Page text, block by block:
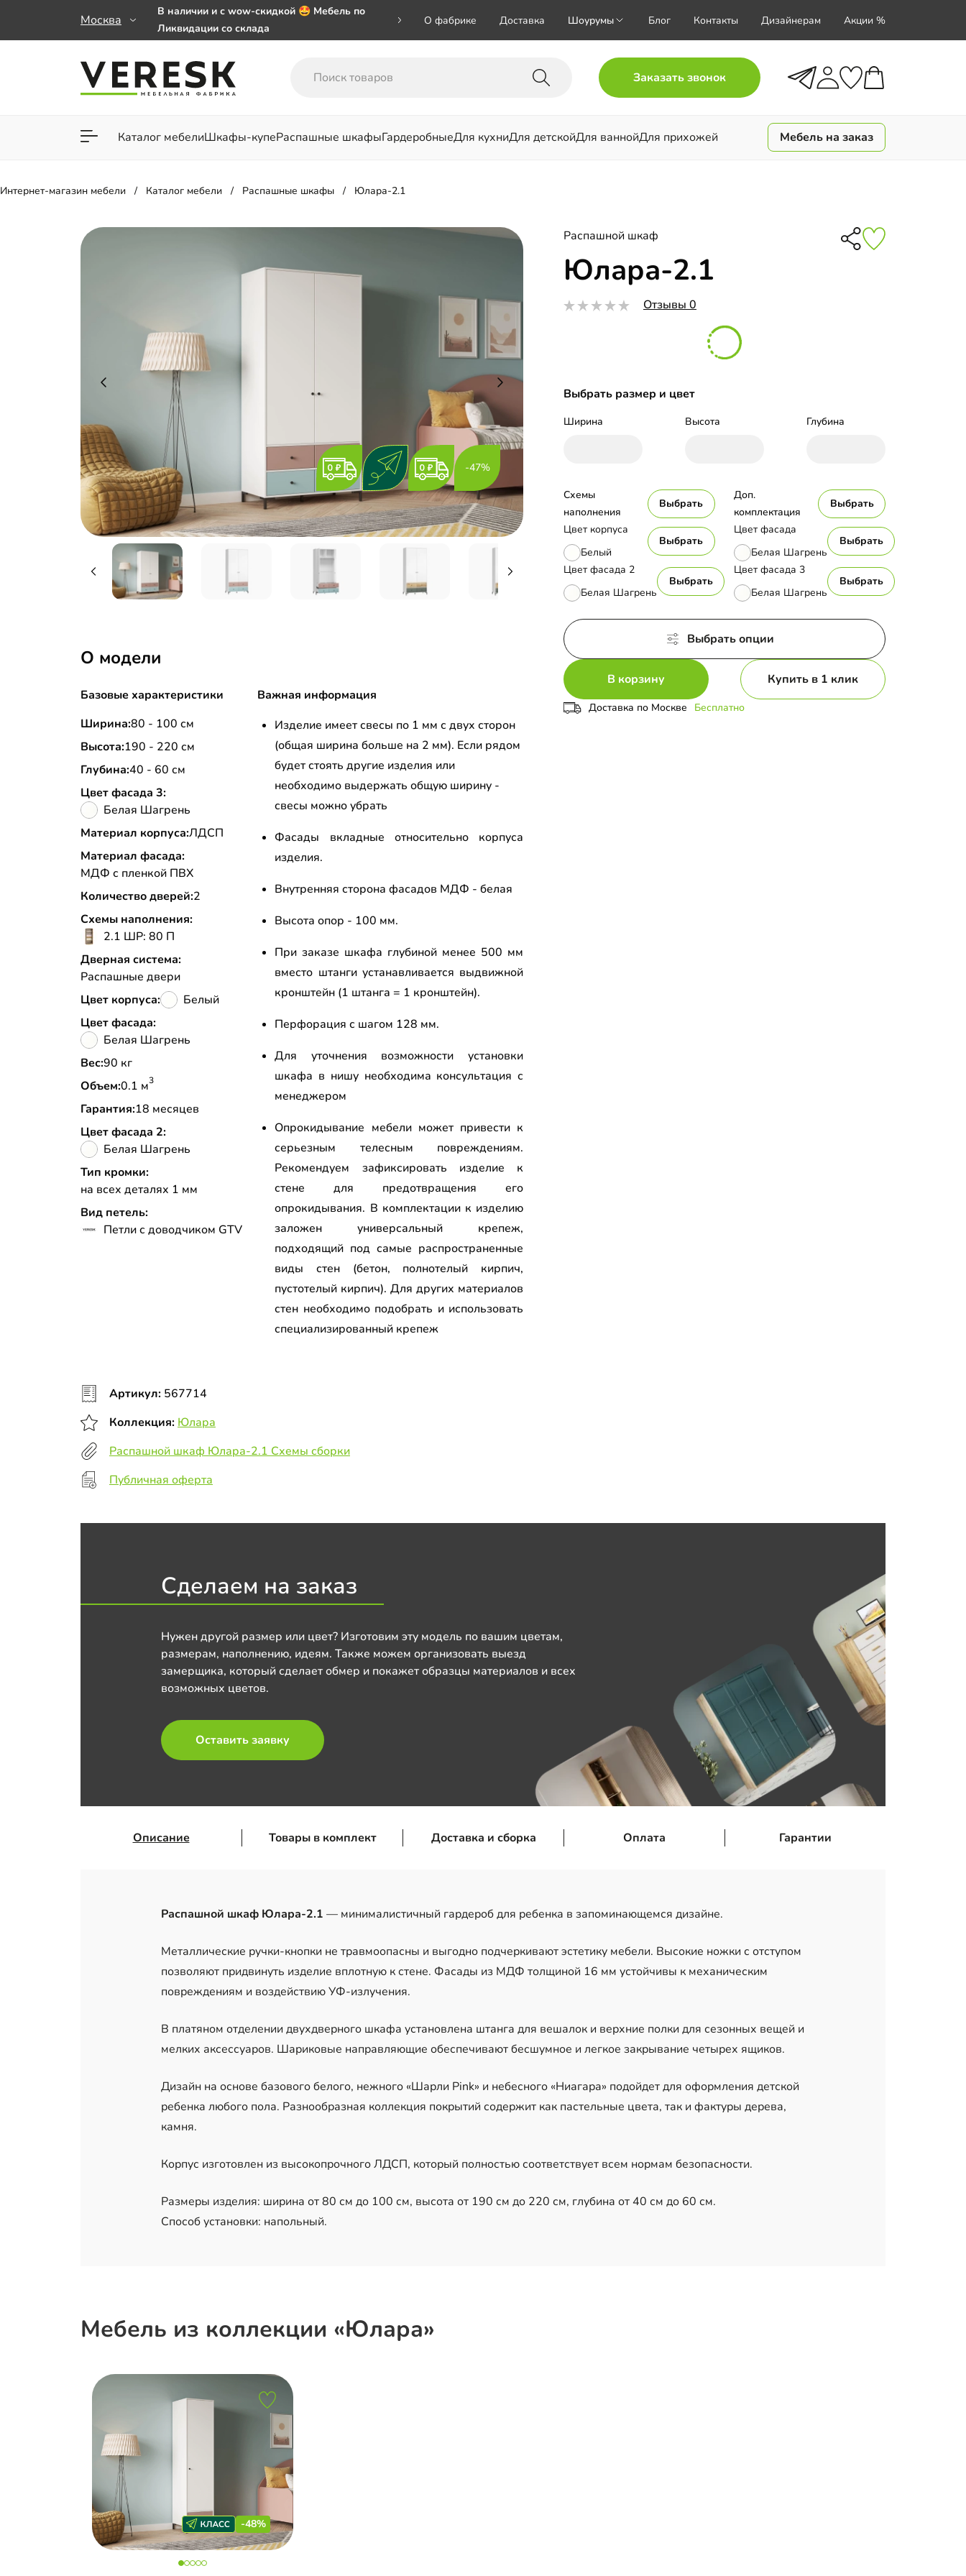
Москва
В наличии и с wow-скидкой 🤩 Мебель по
Ликвидации со склада
заказе от 50 000 ₽
Важно! Наш Whatsapp переехал на номер
О фабрике Доставка Шоурумы Блог Контакты Дизайнерам Акции %
Заказать звонок
Каталог мебелиШкафы-купеРаспашные шкафыГардеробныеДля кухниДля детскойДля ваннойДля прихожей
Для гостиной Для спальни
Мебель на заказ
Интернет-магазин мебели Каталог мебели Распашные шкафы Юлара-2.1
-47%
Распашной шкаф
Юлара-2.1
Отзывы 0
Выбрать размер и цвет
Ширина Высота Глубина
Цвет корпуса
Белый
Выбрать
Цвет фасада
Белая Шагрень
Выбрать
Цвет фасада 2
Белая Шагрень
Выбрать
Цвет фасада 3
Белая Шагрень
Выбрать
Схемы
наполнения
Выбрать
Доп.
комплектация
Выбрать
Выбрать опции
В корзину Купить в 1 клик
Доставка по Москве Бесплатно
О модели
Базовые характеристики
Ширина:80 - 100 см
Высота:190 - 220 см
Глубина:40 - 60 см
Цвет фасада 3:
Белая Шагрень
Материал корпуса:ЛДСП
Материал фасада:
МДФ с пленкой ПВХ
Количество дверей:2
Схемы наполнения:
2.1 ШР: 80 П
Дверная система:
Распашные двери
Цвет корпуса:
Белый
Цвет фасада:
Белая Шагрень
Вес:
90 кг
Объем:
0.1 м3
Гарантия:18 месяцев
Цвет фасада 2:
Белая Шагрень
Тип кромки:
на всех деталях 1 мм
Вид петель:
Петли с доводчиком GTV
Важная информация
Изделие имеет свесы по 1 мм с двух сторон
(общая ширина больше на 2 мм). Если рядом
будет стоять другие изделия или
необходимо выдержать общую ширину -
свесы можно убрать
Фасады вкладные относительно корпуса
изделия.
Внутренняя сторона фасадов МДФ - белая
Высота опор - 100 мм.
При заказе шкафа глубиной менее 500 мм
вместо штанги устанавливается выдвижной
кронштейн (1 штанга = 1 кронштейн).
Перфорация с шагом 128 мм.
Для уточнения возможности установки
шкафа в нишу необходима консультация с
менеджером
Опрокидывание мебели может привести к
серьезным телесным повреждениям.
Рекомендуем зафиксировать изделие к
стене для предотвращения его
опрокидывания. В комплектации к изделию
заложен универсальный крепеж,
подходящий под самые распространенные
виды стен (бетон, полнотелый кирпич,
пустотелый кирпич). Для других материалов
стен необходимо подобрать и использовать
специализированный крепеж
Артикул: 567714
Коллекция: Юлара
Распашной шкаф Юлара-2.1 Схемы сборки
Публичная оферта
Сделаем на заказ
Нужен другой размер или цвет? Изготовим эту модель по вашим цветам,
размерам, наполнению, идеям. Также можем организовать выезд
замерщика, который сделает обмер и покажет образцы материалов и всех
возможных цветов.
Оставить заявку
Описание Товары в комплект Доставка и сборка Оплата Гарантии
Распашной шкаф Юлара-2.1 — минималистичный гардероб для ребенка в запоминающемся дизайне.
Металлические ручки-кнопки не травмоопасны и выгодно подчеркивают эстетику мебели. Высокие ножки с отступом
позволяют придвинуть изделие вплотную к стене. Фасады из МДФ толщиной 16 мм устойчивы к механическим
повреждениям и воздействию УФ-излучения.
В платяном отделении двухдверного шкафа установлена штанга для вешалок и верхние полки для сезонных вещей и
мелких аксессуаров. Шариковые направляющие обеспечивают бесшумное и легкое закрывание четырех ящиков.
Дизайн на основе базового белого, нежного «Шарли Pink» и небесного «Ниагара» подойдет для оформления детской
ребенка любого пола. Разнообразная коллекция покрытий содержит как пастельные цвета, так и фактуры дерева,
камня.
Корпус изготовлен из высокопрочного ЛДСП, который полностью соответствует всем нормам безопасности.
Размеры изделия: ширина от 80 см до 100 см, высота от 190 см до 220 см, глубина от 40 см до 60 см.
Способ установки: напольный.
Мебель из коллекции «Юлара»
-48%